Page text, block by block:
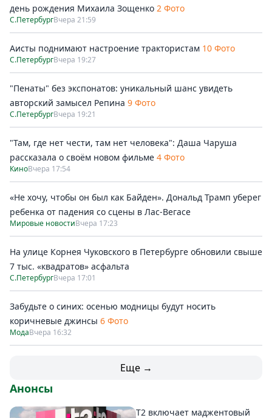
день рождения Михаила Зощенко 2 Фото
С.ПетербургВчера 21:59
Аисты поднимают настроение трактористам 10 Фото
С.ПетербургВчера 19:27
"Пенаты" без экспонатов: уникальный шанс увидеть
авторский замысел Репина 9 Фото
С.ПетербургВчера 19:21
"Там, где нет чести, там нет человека": Даша Чаруша
рассказала о своём новом фильме 4 Фото
КиноВчера 17:54
«Не хочу, чтобы он был как Байден». Дональд Трамп уберег
ребенка от падения со сцены в Лас-Вегасе
Мировые новостиВчера 17:23
На улице Корнея Чуковского в Петербурге обновили свыше
7 тыс. «квадратов» асфальта
С.ПетербургВчера 17:01
Забудьте о синих: осенью модницы будут носить
коричневые джинсы 6 Фото
МодаВчера 16:32
Еще →
Анонсы
Т2 включает маджентовый